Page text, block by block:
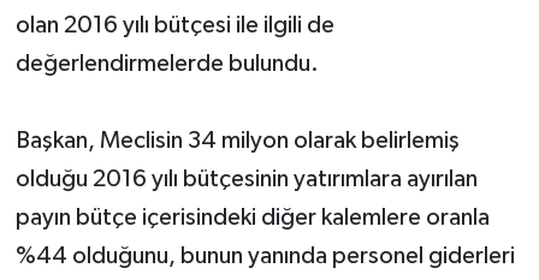
olan 2016 yılı bütçesi ile ilgili de
değerlendirmelerde bulundu.
Başkan, Meclisin 34 milyon olarak belirlemiş
olduğu 2016 yılı bütçesinin yatırımlara ayırılan
payın bütçe içerisindeki diğer kalemlere oranla
%44 olduğunu, bunun yanında personel giderleri